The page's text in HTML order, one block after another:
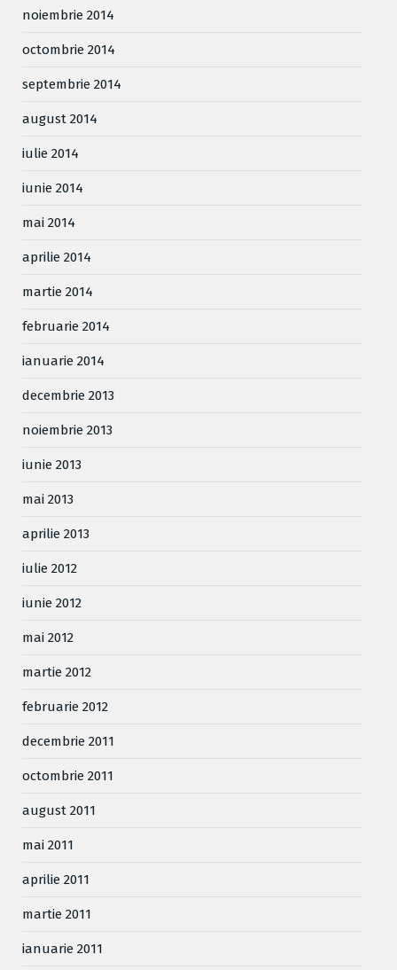
noiembrie 2014
octombrie 2014
septembrie 2014
august 2014
iulie 2014
iunie 2014
mai 2014
aprilie 2014
martie 2014
februarie 2014
ianuarie 2014
decembrie 2013
noiembrie 2013
iunie 2013
mai 2013
aprilie 2013
iulie 2012
iunie 2012
mai 2012
martie 2012
februarie 2012
decembrie 2011
octombrie 2011
august 2011
mai 2011
aprilie 2011
martie 2011
ianuarie 2011